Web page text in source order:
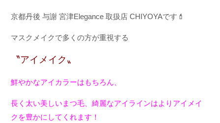
京都丹後 与謝 宮津Elegance 取扱店 CHIYOYAです 💄
マスクメイクで多くの方が重視する
〝アイメイク〟
鮮やかなアイカラーはもちろん、
長く太い美しいまつ毛、綺麗なアイラインはよりアイメイ
クを豊かにしてくれます！